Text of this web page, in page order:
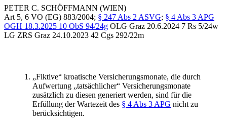
PETER C. SCHÖFFMANN (WIEN)
Art 5, 6 VO (EG) 883/2004; § 247 Abs 2 ASVG; § 4 Abs 3 APG
OGH 18.3.2025 10 ObS 94/24g OLG Graz 20.6.2024 7 Rs 5/24w
LG ZRS Graz 24.10.2023 42 Cgs 292/22m
„Fiktive“ kroatische Versicherungsmonate, die durch
Aufwertung „tatsächlicher“ Versicherungsmonate
zusätzlich zu diesen generiert werden, sind für die
Erfüllung der Wartezeit des § 4 Abs 3 APG nicht zu
berücksichtigen.